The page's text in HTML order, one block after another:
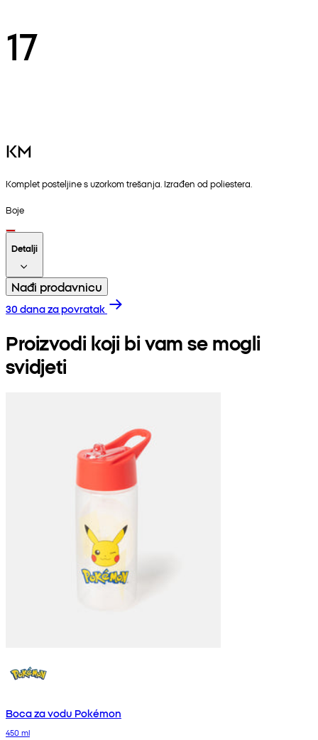
17
KM
Komplet posteljine s uzorkom trešanja. Izrađen od poliestera.
Boje
Detalji
Nađi prodavnicu
30 dana za povratak
Proizvodi koji bi vam se mogli
svidjeti
Boca za vodu Pokémon
450 ml